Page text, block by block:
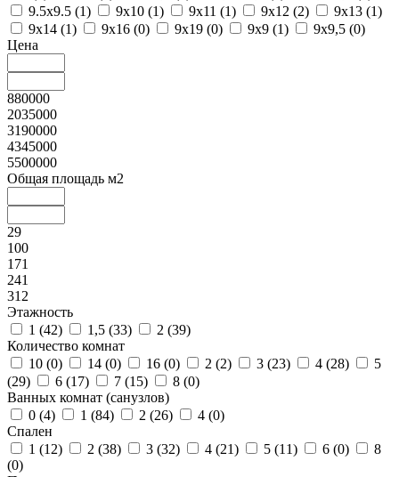
9.5х9.5 (1) 9х10 (1) 9х11 (1) 9х12 (2) 9х13 (1)
9х14 (1) 9х16 (0) 9х19 (0) 9х9 (1) 9х9,5 (0)
Цена
880000
2035000
3190000
4345000
5500000
Общая площадь м2
29
100
171
241
312
Этажность
1 (42) 1,5 (33) 2 (39)
Количество комнат
10 (0) 14 (0) 16 (0) 2 (2) 3 (23) 4 (28)
5
(29) 6 (17) 7 (15) 8 (0)
Ванных комнат (санузлов)
0 (4) 1 (84) 2 (26) 4 (0)
Спален
1 (12) 2 (38) 3 (32) 4 (21) 5 (11) 6 (0)
8
(0)